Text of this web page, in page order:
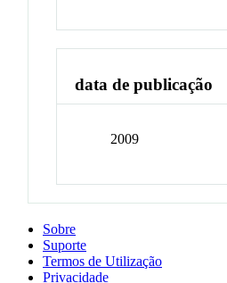
data de publicação
2009
Sobre
Suporte
Termos de Utilização
Privacidade